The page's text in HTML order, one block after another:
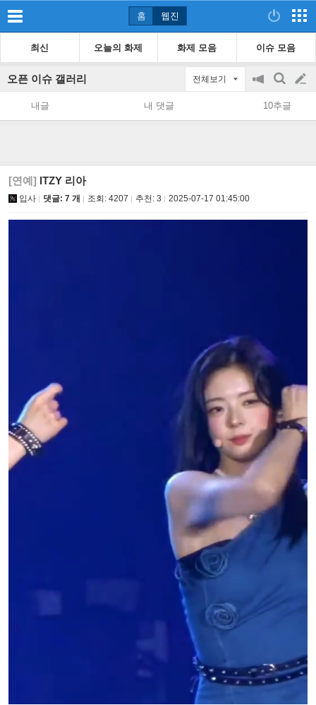
홈 웹진
최신 오늘의 화제 화제 모음 이슈 모음
오픈 이슈 갤러리 전체보기
공
지
on/off
검
색
글
쓰
내글 내 댓글 10추글
[연예] ITZY 리아
입사 댓글: 7 개 조회: 4207 추천: 3 2025-07-17 01:45:00